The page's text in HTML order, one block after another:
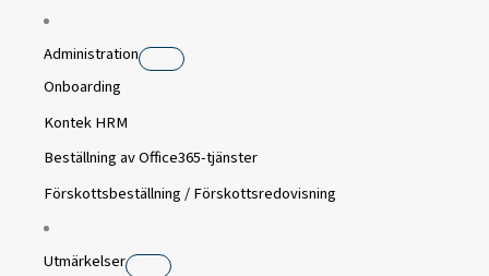
Administration
Onboarding
Kontek HRM
Beställning av Office365-tjänster
Förskottsbeställning / Förskottsredovisning
Utmärkelser